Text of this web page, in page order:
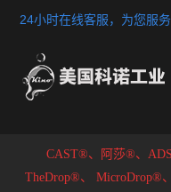
24小时在线客服，为您服
CAST®、阿莎®、
TheDrop®、
MicroDrop®、